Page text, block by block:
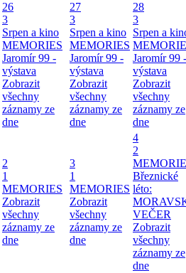
26
3
Srpen a kino
MEMORIES
Jaromír 99 -
výstava
Zobrazit
všechny
záznamy ze
dne
27
3
Srpen a kino
MEMORIES
Jaromír 99 -
výstava
Zobrazit
všechny
záznamy ze
dne
28
3
Srpen a
Jaromír 99 -
výstava
Zobrazit
všechny
záznamy ze
dne
2
1
MEMORIES
Zobrazit
všechny
záznamy ze
dne
3
1
MEMORIES
Zobrazit
všechny
záznamy ze
dne
4
2
Březnické
léto:
VEČER
Zobrazit
všechny
záznamy ze
dne